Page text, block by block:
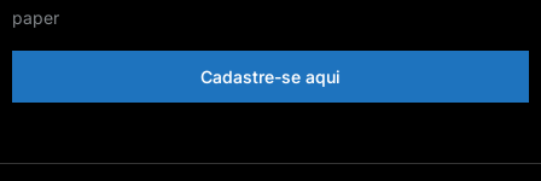
paper
Cadastre-se aqui